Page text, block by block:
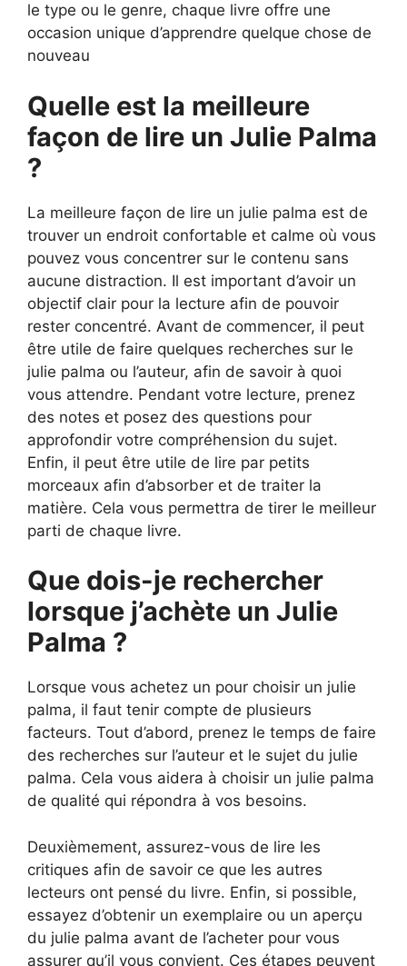
le type ou le genre, chaque livre offre une
occasion unique d’apprendre quelque chose de
nouveau
Quelle est la meilleure
façon de lire un Julie Palma
?
La meilleure façon de lire un julie palma est de
trouver un endroit confortable et calme où vous
pouvez vous concentrer sur le contenu sans
aucune distraction. Il est important d’avoir un
objectif clair pour la lecture afin de pouvoir
rester concentré. Avant de commencer, il peut
être utile de faire quelques recherches sur le
julie palma ou l’auteur, afin de savoir à quoi
vous attendre. Pendant votre lecture, prenez
des notes et posez des questions pour
approfondir votre compréhension du sujet.
Enfin, il peut être utile de lire par petits
morceaux afin d’absorber et de traiter la
matière. Cela vous permettra de tirer le meilleur
parti de chaque livre.
Que dois-je rechercher
lorsque j’achète un Julie
Palma ?
Lorsque vous achetez un pour choisir un julie
palma, il faut tenir compte de plusieurs
facteurs. Tout d’abord, prenez le temps de faire
des recherches sur l’auteur et le sujet du julie
palma. Cela vous aidera à choisir un julie palma
de qualité qui répondra à vos besoins.
Deuxièmement, assurez-vous de lire les
critiques afin de savoir ce que les autres
lecteurs ont pensé du livre. Enfin, si possible,
essayez d’obtenir un exemplaire ou un aperçu
du julie palma avant de l’acheter pour vous
assurer qu’il vous convient. Ces étapes peuvent